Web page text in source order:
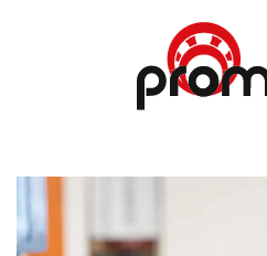
Skip to main content